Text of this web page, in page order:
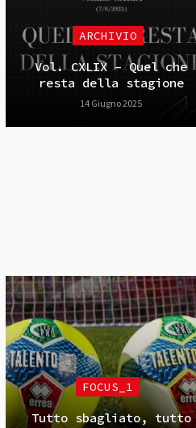
ARCHIVIO
Vol. CXLIX – Quel che
resta della stagione
14 Giugno 2025
FOCUS_1
Tutto sbagliato, tutto